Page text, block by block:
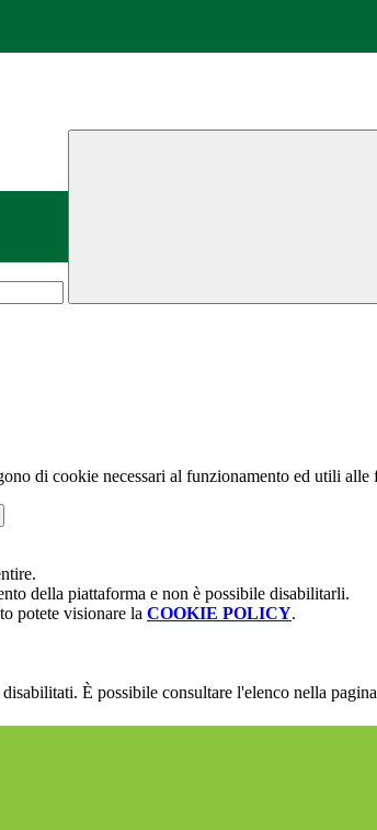
di cookie necessari al funzionamento ed utili alle
della piattaforma e non è possibile disabilitarli.
potete visionare la COOKIE POLICY.
È possibile consultare l'elenco nella